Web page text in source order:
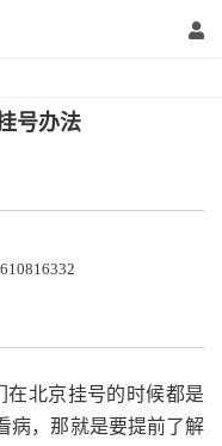
号办法
在北京挂号的时候都是
病，那就是要提前了解